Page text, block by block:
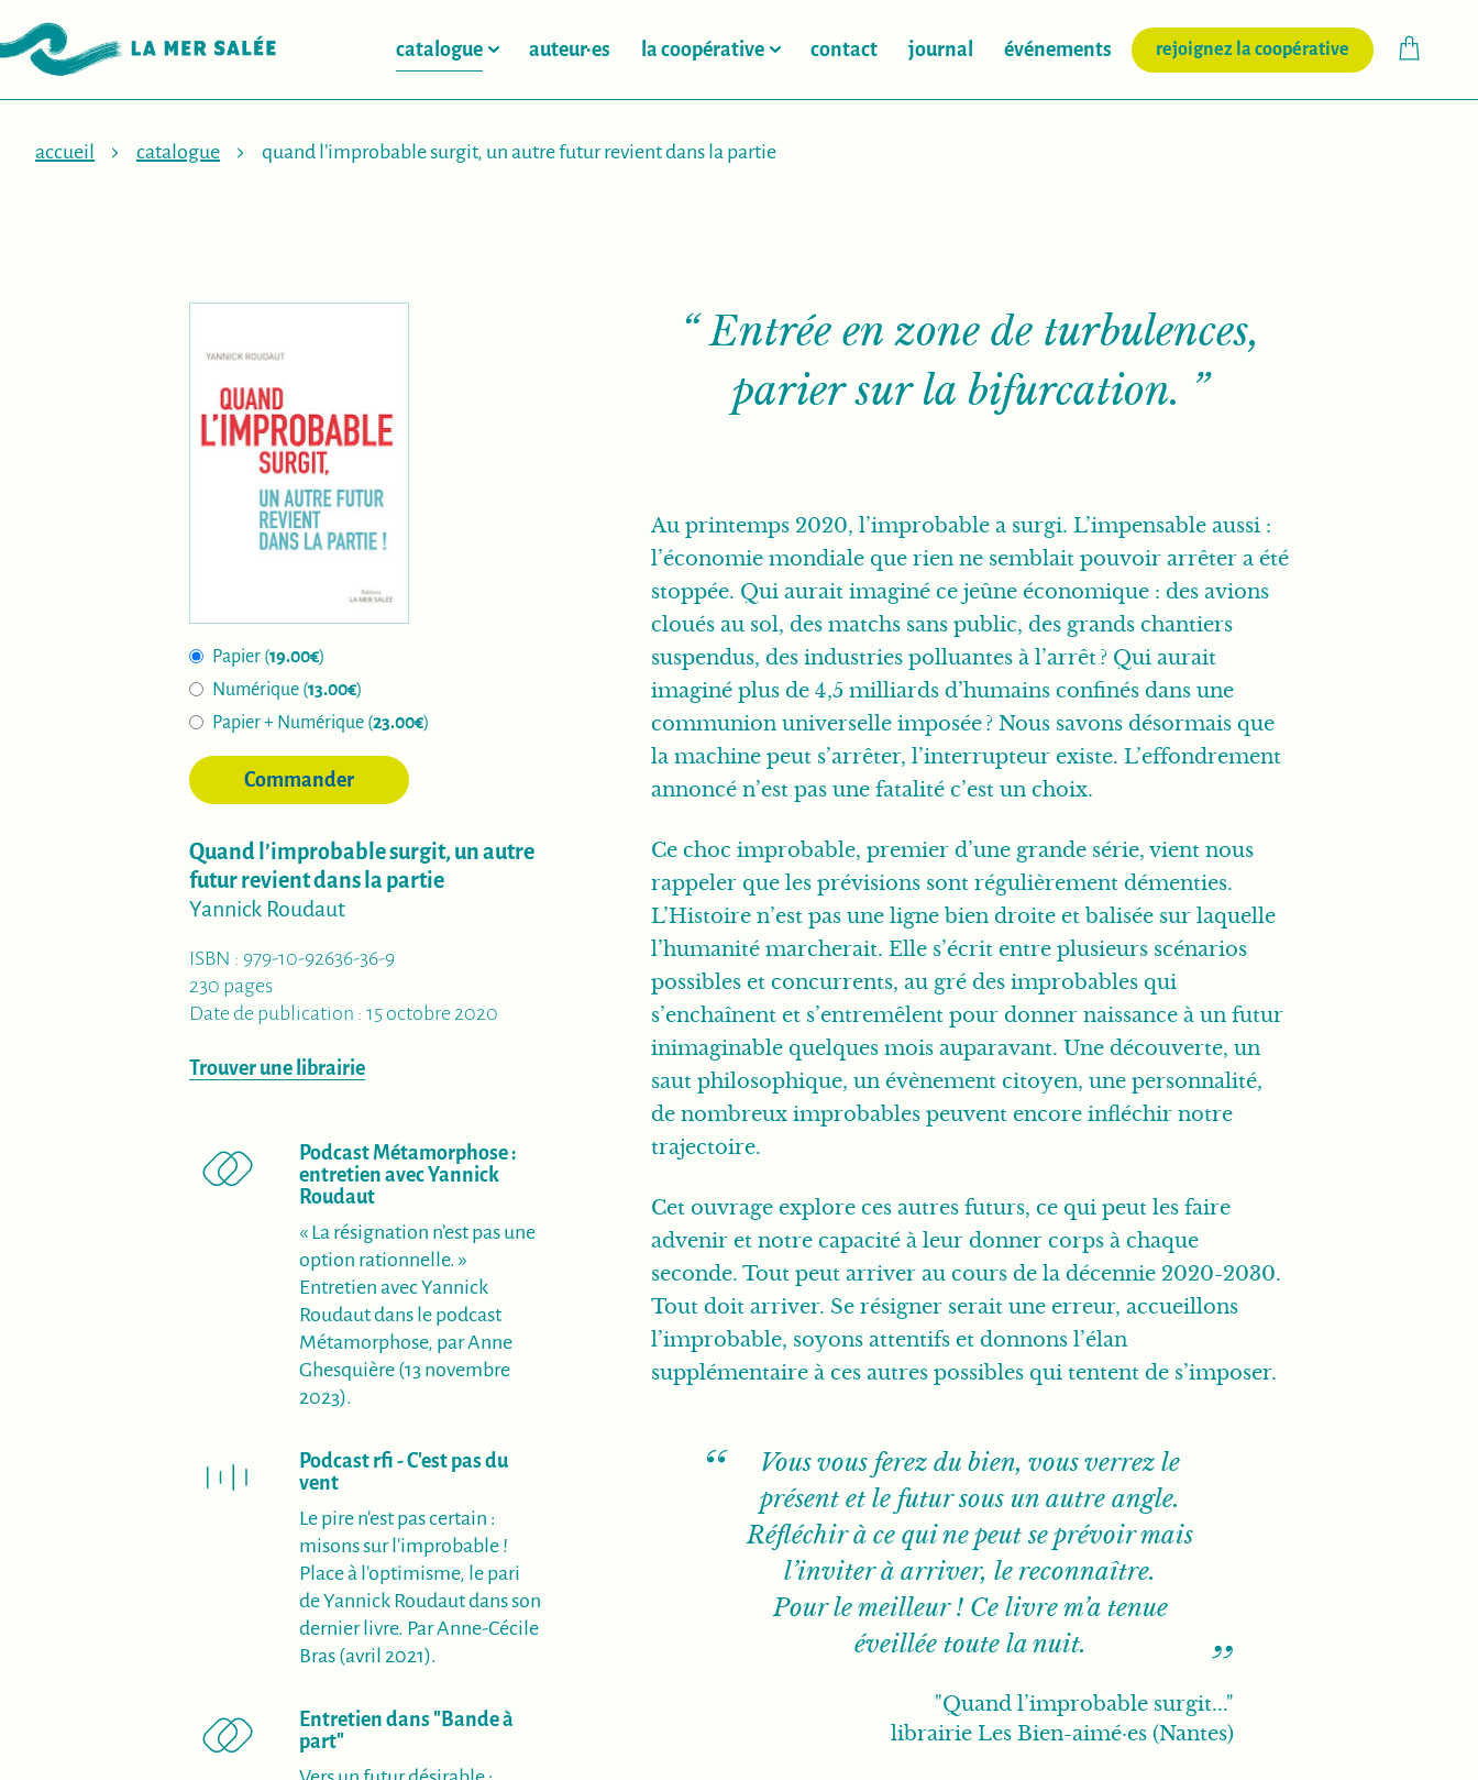
catalogue auteur·es la coopérative contact journal événements rejoignez la coopérative (nouvelle
accueil catalogue quand l’improbable surgit, un autre futur revient dans la partie
Papier (19.00€)
Numérique (13.00€)
Papier + Numérique (23.00€)
Commander
Quand l’improbable surgit, un autre
futur revient dans la partie
Yannick Roudaut
ISBN : 979-10-92636-36-9
230 pages
Date de publication : 15 octobre 2020
Trouver une librairie
Podcast Métamorphose :
entretien avec Yannick
Roudaut(nouvelle fenêtre)
« La résignation n’est pas une
option rationnelle. »
Entretien avec Yannick
Roudaut dans le podcast
Métamorphose, par Anne
Ghesquière (13 novembre
2023).
Podcast rfi - C'est pas du
vent(nouvelle fenêtre)
Le pire n'est pas certain :
misons sur l'improbable !
Place à l'optimisme, le pari
de Yannick Roudaut dans son
dernier livre. Par Anne-Cécile
Bras (avril 2021).
Entretien dans "Bande à
part"(nouvelle fenêtre)
“Entrée en zone de turbulences,
parier sur la bifurcation. ”
Au printemps 2020, l’improbable a surgi. L’impensable aussi :
l’économie mondiale que rien ne semblait pouvoir arrêter a été
stoppée. Qui aurait imaginé ce jeûne économique : des avions
cloués au sol, des matchs sans public, des grands chantiers
suspendus, des industries polluantes à l’arrêt ? Qui aurait
imaginé plus de 4,5 milliards d’humains confinés dans une
communion universelle imposée ? Nous savons désormais que
la machine peut s’arrêter, l’interrupteur existe. L’effondrement
annoncé n’est pas une fatalité c’est un choix.
Ce choc improbable, premier d’une grande série, vient nous
rappeler que les prévisions sont régulièrement démenties.
L’Histoire n’est pas une ligne bien droite et balisée sur laquelle
l’humanité marcherait. Elle s’écrit entre plusieurs scénarios
possibles et concurrents, au gré des improbables qui
s’enchaînent et s’entremêlent pour donner naissance à un futur
inimaginable quelques mois auparavant. Une découverte, un
saut philosophique, un évènement citoyen, une personnalité,
de nombreux improbables peuvent encore infléchir notre
trajectoire.
Cet ouvrage explore ces autres futurs, ce qui peut les faire
advenir et notre capacité à leur donner corps à chaque
seconde. Tout peut arriver au cours de la décennie 2020-2030.
Tout doit arriver. Se résigner serait une erreur, accueillons
l’improbable, soyons attentifs et donnons l’élan
supplémentaire à ces autres possibles qui tentent de s’imposer.
Vous vous ferez du bien, vous verrez le
présent et le futur sous un autre angle.
Réfléchir à ce qui ne peut se prévoir mais
l’inviter à arriver, le reconnaître.
Pour le meilleur ! Ce livre m’a tenue
éveillée toute la nuit.
"Quand l’improbable surgit..."
librairie Les Bien-aimé·es (Nantes)